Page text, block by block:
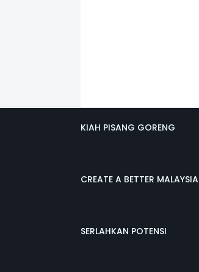
KIAH PISANG GORENG
CREATE A BETTER MALAYSIA
SERLAHKAN POTENSI